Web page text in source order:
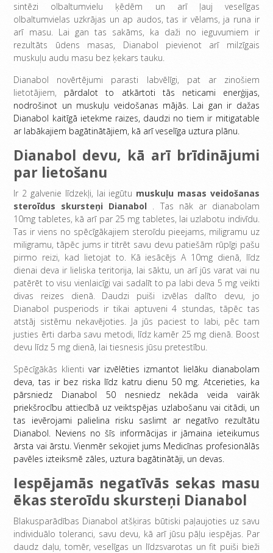
sintēzi olbaltumvielu ķēdēm un arī ļauj veselīgas
olbaltumvielas uzkrājas un ap audos, tas ir vēlams, ja runa ir
arī masu. Lai gan tas sakāms, ka daži no ieguvumiem ir
rezultāts ūdens masas, Dianabol pievienot arī milzīgais
muskuļu audu masu bez ķekars tauku.
Dianabol novērtējumi parasti labvēlīgi, pat ar zinošiem
lietotājiem, pārdalot to atkārtoti tās neticami enerģijas,
nodrošinot un muskuļu veidošanas mājās. Lai gan ir dažas
Dianabol kaitīgā ietekme raizes, daudzi no tiem ir mitigatable
ar labākajiem bagātinātājiem, kā arī veselīga uztura plānu.
Dianabol devu, kā arī brīdinājumi
par lietošanu
Ir 2 galvenie līdzekļi, lai iegūtu muskuļu masas veidošanas
steroīdus skursteņi Dianabol . Tas nāk ar dianabolam
10mg tabletes, kā arī par 25 mg tabletes, lai uzlabotu indivīdu.
Tas ir viens no spēcīgākajiem steroīdu pieejams, miligramu uz
miligramu, tāpēc jums ir titrēt savu devu patiešām rūpīgi pašu
pirmo reizi, kad lietojat to. Kā iesācējs A 10mg dienā, līdz
dienai deva ir lieliska teritorija, lai sāktu, un arī jūs varat vai nu
patērēt to visu vienlaicīgi vai sadalīt to pa labi deva 5 mg veikti
divas reizes dienā. Daudzi puiši izvēlas dalīto devu, jo
Dianabol pusperiods ir tikai aptuveni 4 stundas, tāpēc tas
atstāj sistēmu nekavējoties. Ja jūs paciest to labi, pēc tam
justies ērti darba savu metodi, līdz kamēr 25 mg dienā. Boost
devu līdz 5 mg dienā, lai tiesnesis jūsu pretestību.
Spēcīgākās klientivar izvēlēties izmantot lielāku dianabolam
deva, tas ir bez riska līdz katru dienu 50 mg.Atcerieties, ka
pārsniedz Dianabol 50 nesniedz nekāda veida vairāk
priekšrocību attiecībā uz veiktspējas uzlabošanu vai citādi, un
tas ievērojami palielina risku saslimt ar negatīvo rezultātu
Dianabol. Neviens no šīs informācijas ir jāmaina ieteikumus
ārsta vai ārstu.Vienmēr sekojiet jums Medicīnas profesionālās
pavēles izteiksmē zāles, uztura bagātinātāji, un devas.
Iespējamās negatīvās sekas masu
ēkas steroīdu skursteņi Dianabol
Blakusparādības Dianabol atšķiras būtiski paļaujoties uz savu
individuālo toleranci, savu devu, kā arī jūsu pāļu iespējas. Par
daudz daļu, tomēr, veselīgas un līdzsvarotas un fit puiši bieži